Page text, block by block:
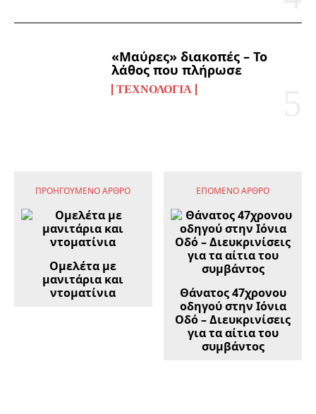
«Μαύρες» διακοπές – Το
λάθος που πλήρωσε
ΤΕΧΝΟΛΟΓΊΑ
ΠΡΟΗΓΟΎΜΕΝΟ ΆΡΘΡΟ
Ομελέτα με
μανιτάρια και
ντοματίνια
ΕΠΌΜΕΝΟ ΆΡΘΡΟ
Θάνατος 47χρονου
οδηγού στην Ιόνια
Οδό – Διευκρινίσεις
για τα αίτια του
συμβάντος